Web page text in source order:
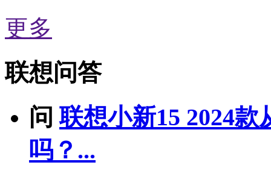
更多
联想问答
问 联想小新15 2024
吗？...